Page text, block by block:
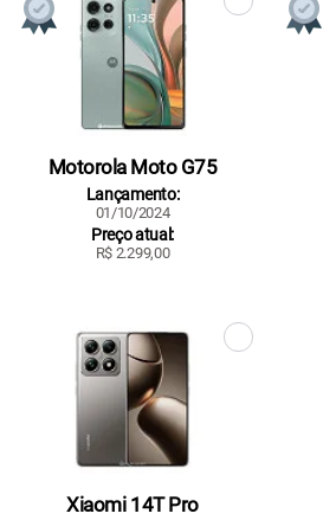
Motorola Moto G75
Lançamento:
01/10/2024
Preço atual:
R$ 2.299,00
Xiaomi 14T Pro